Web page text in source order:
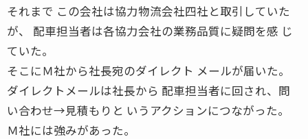
それまで この会社は協力物流会社四社と取引していた
が、 配車担当者は各協力会社の業務品質に疑問を感 じ
ていた。
そこにＭ社から社長宛のダイレクト メールが届いた。
ダイレクトメールは社長から 配車担当者に回され、問
い合わせ→見積もりと いうアクションにつながった。
Ｍ社には強みがあった。